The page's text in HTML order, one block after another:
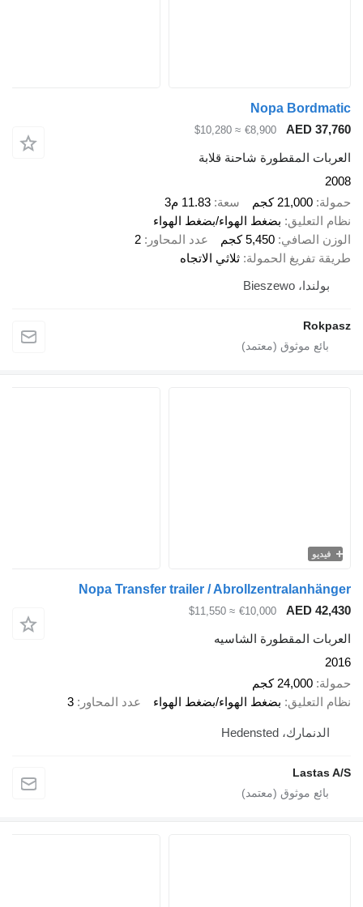
Nopa Bordmatic
AED 37,760
€8,900
≈ $10,280
العربات المقطورة شاحنة قلابة
2008
حمولة 21,000 كجم سعة 11.83 م3
نظام التعليق بضغط الهواء/بضغط الهواء
الوزن الصافي 5,450 كجم عدد المحاور
2
طريقة تفريغ الحمولة ثلاثي الاتجاه
بولندا، Bieszewo
Rokpasz
فيديو
Nopa Transfer trailer / Abrollzentralanhänger
AED 42,430
€10,000
≈ $11,550
العربات المقطورة الشاسيه
2016
حمولة 24,000 كجم
نظام التعليق بضغط الهواء/بضغط الهواء عدد المحاور 3
الدنمارك، Hedensted
Lastas A/S